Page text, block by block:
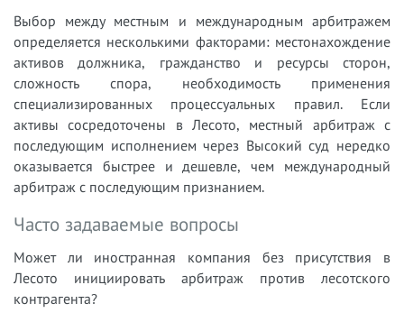
Выбор между местным и международным арбитражем
определяется несколькими факторами: местонахождение
активов должника, гражданство и ресурсы сторон,
сложность спора, необходимость применения
специализированных процессуальных правил. Если
активы сосредоточены в Лесото, местный арбитраж с
последующим исполнением через Высокий суд нередко
оказывается быстрее и дешевле, чем международный
арбитраж с последующим признанием.
Часто задаваемые вопросы
Может ли иностранная компания без присутствия в
Лесото инициировать арбитраж против лесотского
контрагента?